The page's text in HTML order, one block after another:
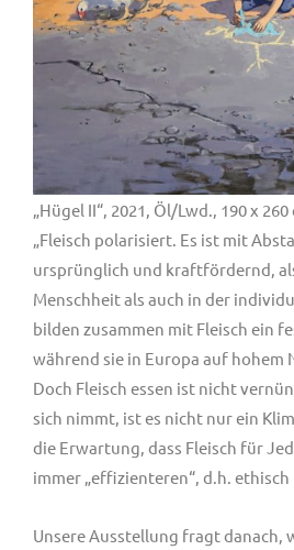
„Hügel II“, 2021, Öl/Lwd., 190 x 260
„Fleisch polarisiert. Es ist mit
ursprünglich und kraftfördernd,
Menschheit als auch in der
bilden zusammen mit Fleisch ein
während sie in Europa auf
Doch Fleisch essen ist nicht
sich nimmt, ist es nicht nur ein
die Erwartung, dass Fleisch für
immer „effizienteren“, d.h.
Unsere Ausstellung fragt danach,